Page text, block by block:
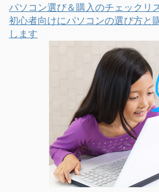
パソコン選び＆購入のチェックリ
初心者向けにパソコンの選び方と
します